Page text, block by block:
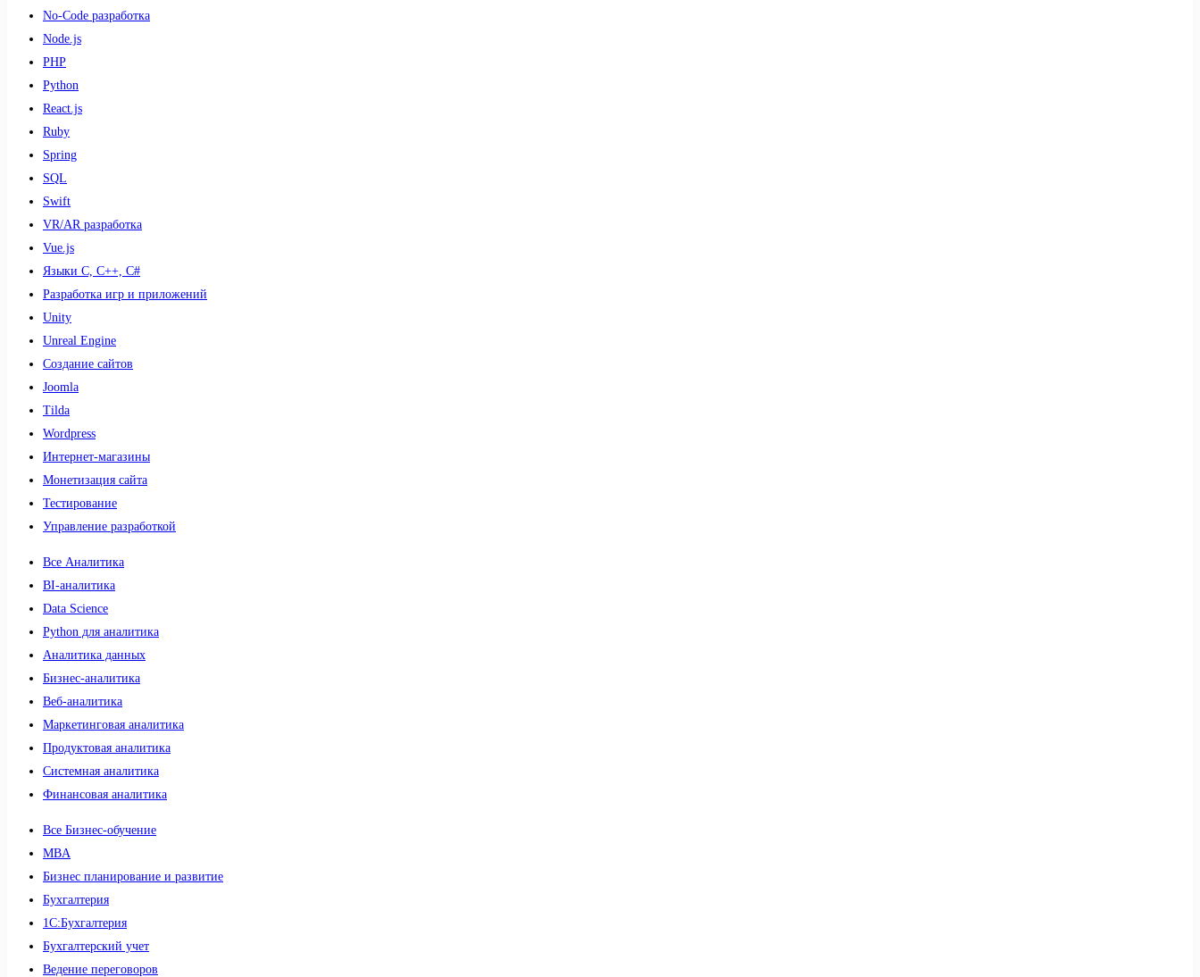
No-Code разработка
Node.js
PHP
Python
React.js
Ruby
Spring
SQL
Swift
VR/AR разработка
Vue.js
Языки С, С++, С#
Разработка игр и приложений
Unity
Unreal Engine
Создание сайтов
Joomla
Tilda
Wordpress
Интернет-магазины
Монетизация сайта
Тестирование
Управление разработкой
Все Аналитика
BI-аналитика
Data Science
Python для аналитика
Аналитика данных
Бизнес-аналитика
Веб-аналитика
Маркетинговая аналитика
Продуктовая аналитика
Системная аналитика
Финансовая аналитика
Все Бизнес-обучение
MBA
Бизнес планирование и развитие
Бухгалтерия
1C:Бухгалтерия
Бухгалтерский учет
Ведение переговоров